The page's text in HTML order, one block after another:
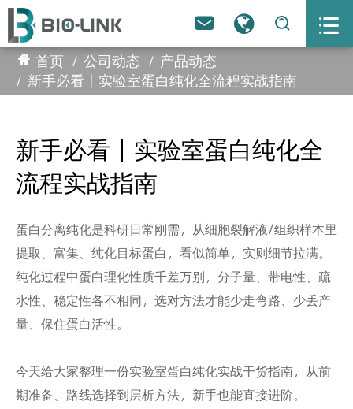
  
首页 公司动态
产品动态
新手必看｜实验室蛋白纯化全流程实战指南
新手必看｜实验室蛋白纯化全
流程实战指南
蛋白分离纯化是科研日常刚需，从细胞裂解液/组织样本里
提取、富集、纯化目标蛋白，看似简单，实则细节拉满。
纯化过程中蛋白理化性质千差万别，分子量、带电性、疏
水性、稳定性各不相同，选对方法才能少走弯路、少丢产
量、保住蛋白活性。
今天给大家整理一份实验室蛋白纯化实战干货指南，从前
期准备、路线选择到层析方法，新手也能直接进阶。